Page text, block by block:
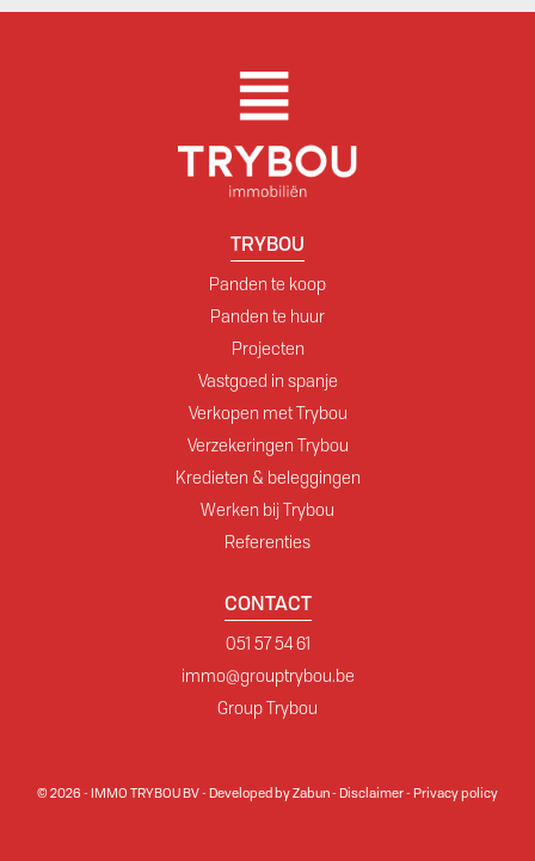
TRYBOU
Panden te koop
Panden te huur
Projecten
Vastgoed in spanje
Verkopen met Trybou
Verzekeringen Trybou
Kredieten & beleggingen
Werken bij Trybou
Referenties
CONTACT
051 57 54 61
immo@grouptrybou.be
Group Trybou
© 2026 - IMMO TRYBOU BV -Developed by Zabun-Disclaimer-Privacy policy